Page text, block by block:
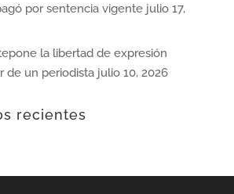
por sentencia vigente julio 17,
la libertad de expresión
de un periodista julio 10, 2026
recientes